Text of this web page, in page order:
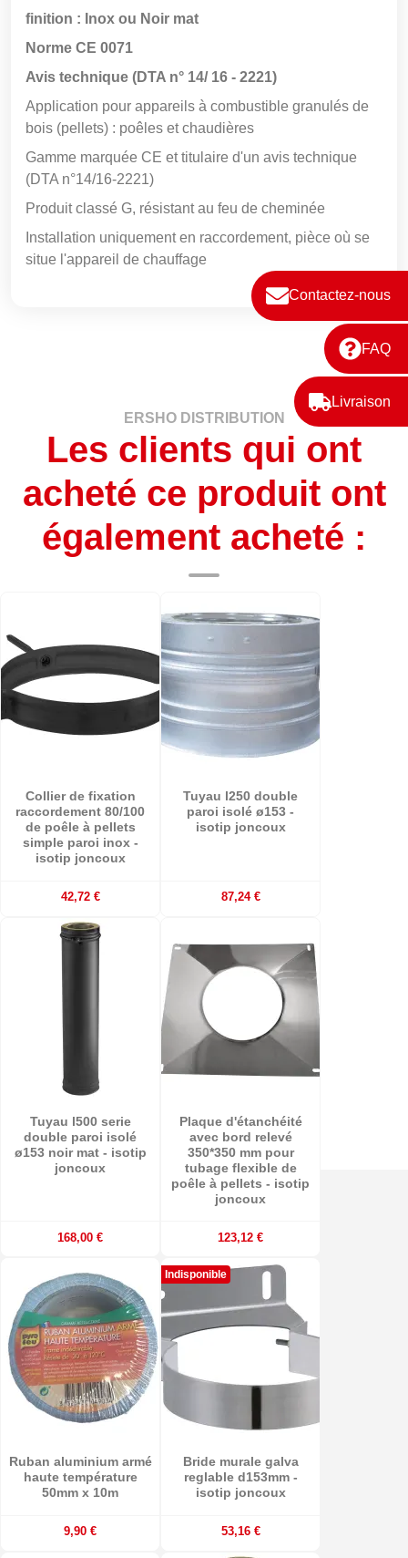
Contactez-nous
FAQ
Livraison
finition : Inox ou Noir mat
Norme CE 0071
Avis technique (DTA n° 14/ 16 - 2221)
Application pour appareils à combustible granulés de
bois (pellets) : poêles et chaudières
Gamme marquée CE et titulaire d'un avis technique
(DTA n°14/16-2221)
Produit classé G, résistant au feu de cheminée
Installation uniquement en raccordement, pièce où se
situe l'appareil de chauffage
ERSHO DISTRIBUTION
Les clients qui ont
acheté ce produit ont
également acheté :
Collier de fixation
raccordement 80/100
de poêle à pellets
simple paroi inox -
isotip joncoux
42,72 €
Tuyau l250 double
paroi isolé ø153 -
isotip joncoux
87,24 €
Tuyau l500 serie
double paroi isolé
ø153 noir mat - isotip
joncoux
168,00 €
Plaque d'étanchéité
avec bord relevé
350*350 mm pour
tubage flexible de
poêle à pellets - isotip
joncoux
123,12 €
Ruban aluminium armé
haute température
50mm x 10m
9,90 €
Indisponible
Bride murale galva
reglable d153mm -
isotip joncoux
53,16 €